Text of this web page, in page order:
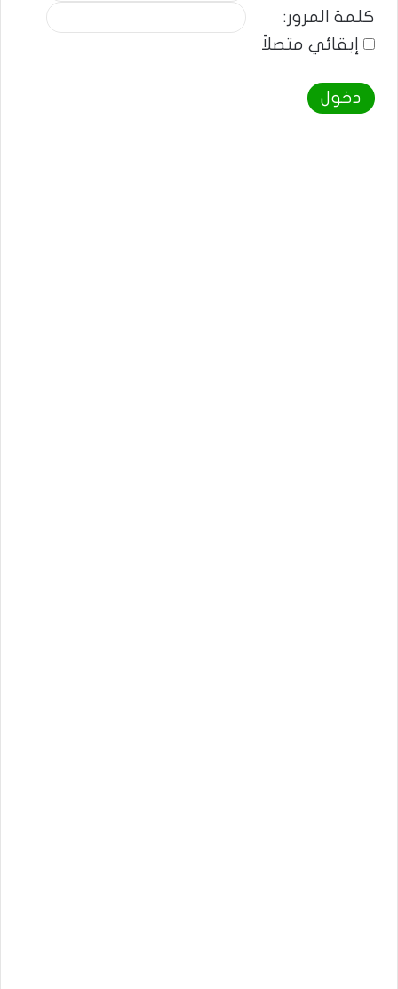
كلمة المرور:
إبقائي متصلاً
دخول